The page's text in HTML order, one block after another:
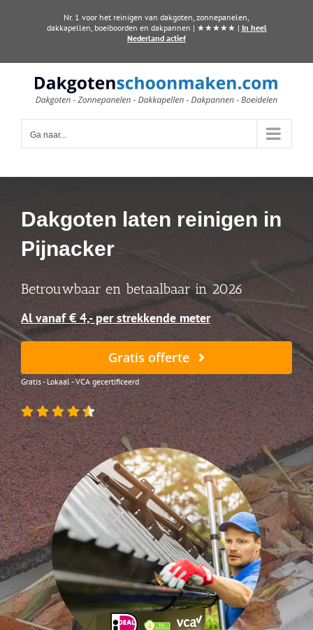
Nr. 1 voor het reinigen van dakgoten, zonnepanelen,
dakkapellen, boeiboorden en dakpannen | ★★★★★ | In heel
Nederland actief
Ga naar...
Dakgoten laten reinigen in
Pijnacker
Betrouwbaar en betaalbaar in 2026
Al vanaf € 4,- per strekkende meter
Gratis offerte
Gratis - Lokaal - VCA gecertificeerd